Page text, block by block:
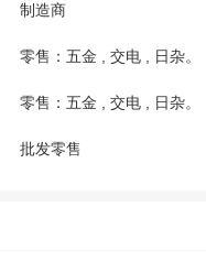
制造商
零售：五金 , 交电 , 日杂。
零售：五金 , 交电 , 日杂。
批发零售